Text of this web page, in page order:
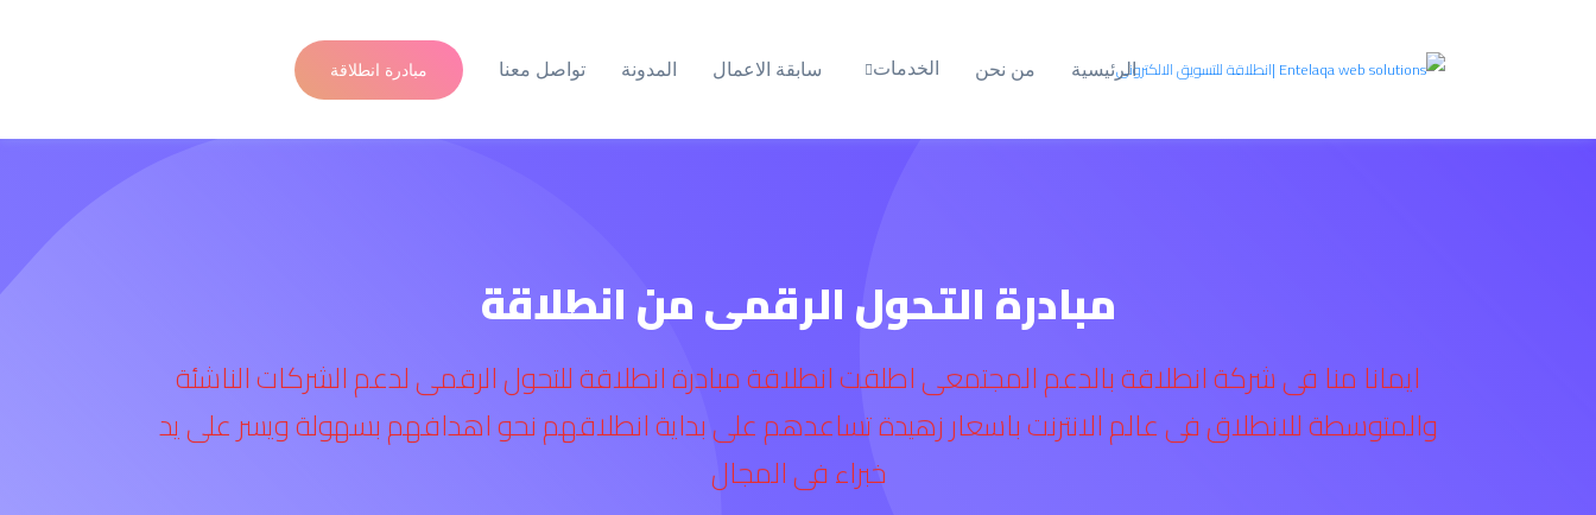
الرئيسية من نحن الخدمات سابقة الاعمال المدونة تواصل معنا مبادرة انطلاقة
مبادرة التحول الرقمى من انطلاقة
ايمانا منا فى شركة انطلاقة بالدعم المجتمعى اطلقت انطلاقة مبادرة انطلاقة للتحول الرقمى لدعم الشركات الناشئة
والمتوسطة للانطلاق فى عالم الانترنت باسعار زهيدة تساعدهم على بداية انطلاقهم نحو اهدافهم بسهولة ويسر على يد
خبراء فى المجال